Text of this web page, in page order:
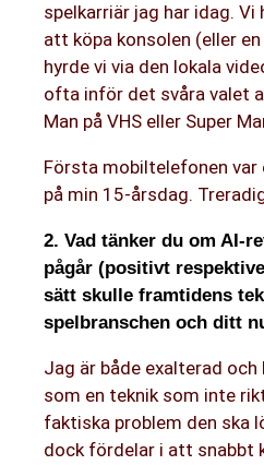
spelkarriär jag har idag.
att köpa konsolen (eller
hyrde vi via den lokala
ofta inför det svåra valet
Man på VHS eller Super
Första mobiltelefonen var
på min 15-årsdag.
2. Vad tänker du om AI-
pågår (positivt
sätt skulle framtidens
spelbranschen och ditt
Jag är både exalterad
som en teknik som inte
faktiska problem den ska
dock fördelar i att snabbt